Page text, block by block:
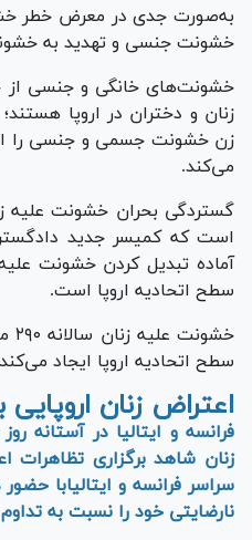
به‌صورت جدی در معرض خطر
خشونت جنسی و تهدید به
خشونت‌های خانگی و جنسی از
زن خشونت جسمی و جنسی را
می‌کند.
گستردگی بحران خشونت علیه
است که کمیسر جدید
آماده تبدیل کردن خشونت
سطح اتحادیه اروپا است.
سطح اتحادیه اروپا ایجاد
اعتراض زنان
فرانسه و ایتالیا در آستانه
زنان شاهد برگزاری تظاهرات
سراسر فرانسه و ایتالیابا
نارضایتی خود را نسبت به